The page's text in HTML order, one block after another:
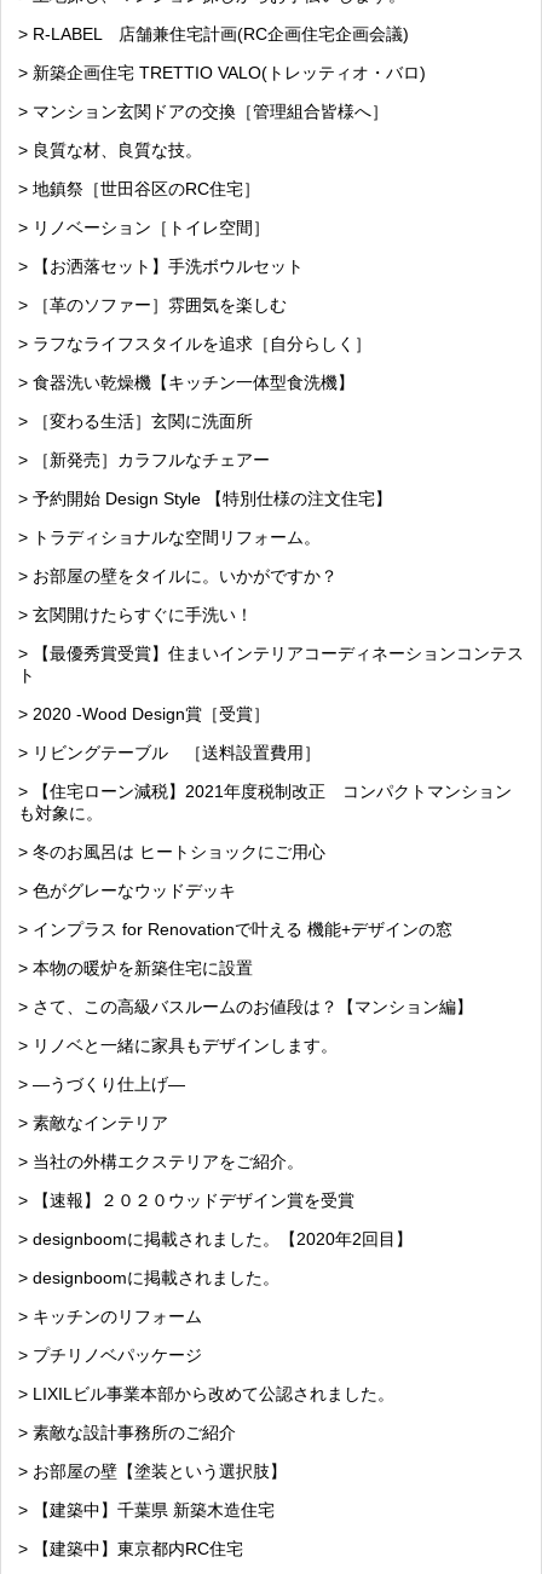
> R-LABEL 店舗兼住宅計画(RC企画住宅企画会議)
> 新築企画住宅 TRETTIO VALO(トレッティオ・バロ)
> マンション玄関ドアの交換［管理組合皆様へ］
> 良質な材、良質な技。
> 地鎮祭［世田谷区のRC住宅］
> リノベーション［トイレ空間］
> 【お洒落セット】手洗ボウルセット
> ［革のソファー］雰囲気を楽しむ
> ラフなライフスタイルを追求［自分らしく］
> 食器洗い乾燥機【キッチン一体型食洗機】
> ［変わる生活］玄関に洗面所
> ［新発売］カラフルなチェアー
> 予約開始 Design Style 【特別仕様の注文住宅】
> トラディショナルな空間リフォーム。
> お部屋の壁をタイルに。いかがですか？
> 玄関開けたらすぐに手洗い！
> 【最優秀賞受賞】住まいインテリアコーディネーションコンテス
ト
> 2020 -Wood Design賞［受賞］
> リビングテーブル ［送料設置費用］
> 【住宅ローン減税】2021年度税制改正 コンパクトマンション
も対象に。
> 冬のお風呂は ヒートショックにご用心
> 色がグレーなウッドデッキ
> インプラス for Renovationで叶える 機能+デザインの窓
> 本物の暖炉を新築住宅に設置
> さて、この高級バスルームのお値段は？【マンション編】
> リノベと一緒に家具もデザインします。
> —うづくり仕上げ—
> 素敵なインテリア
> 当社の外構エクステリアをご紹介。
> 【速報】２０２０ウッドデザイン賞を受賞
> designboomに掲載されました。【2020年2回目】
> designboomに掲載されました。
> キッチンのリフォーム
> プチリノベパッケージ
> LIXILビル事業本部から改めて公認されました。
> 素敵な設計事務所のご紹介
> お部屋の壁【塗装という選択肢】
> 【建築中】千葉県 新築木造住宅
> 【建築中】東京都内RC住宅